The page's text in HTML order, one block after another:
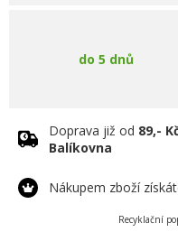
do 5 dnů
Doprava již od 89,-
Balíkovna
Nákupem zboží
Recyklační